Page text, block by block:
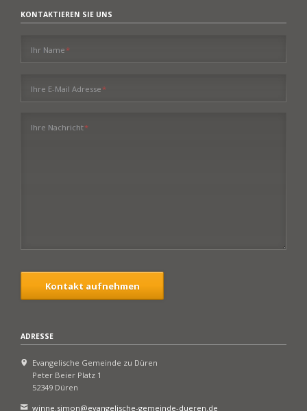
KONTAKTIEREN SIE UNS
Pflichtfeld
Ihr Name*
Pflichtfeld
Ihre E-Mail Adresse*
Pflichtfeld
Ihre Nachricht*
Kontakt aufnehmen
ADRESSE
Evangelische Gemeinde zu Düren
Peter Beier Platz 1
52349 Düren
winne.simon@evangelische-gemeinde-dueren.de